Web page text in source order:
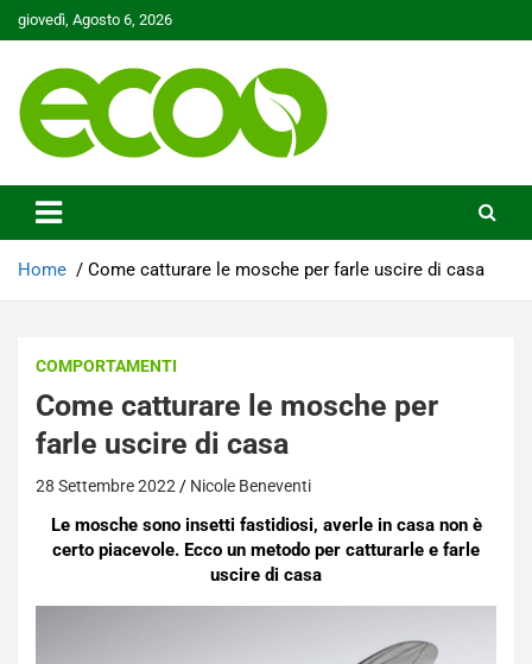
Skip
to
giovedì, Agosto 6, 2026
Ecoo.it
Home Come catturare le mosche per farle uscire di casa
COMPORTAMENTI
Come catturare le mosche per
farle uscire di casa
28 Settembre 2022 Nicole Beneventi
Le mosche sono insetti fastidiosi, averle in casa non è
certo piacevole. Ecco un metodo per catturarle e farle
uscire di casa